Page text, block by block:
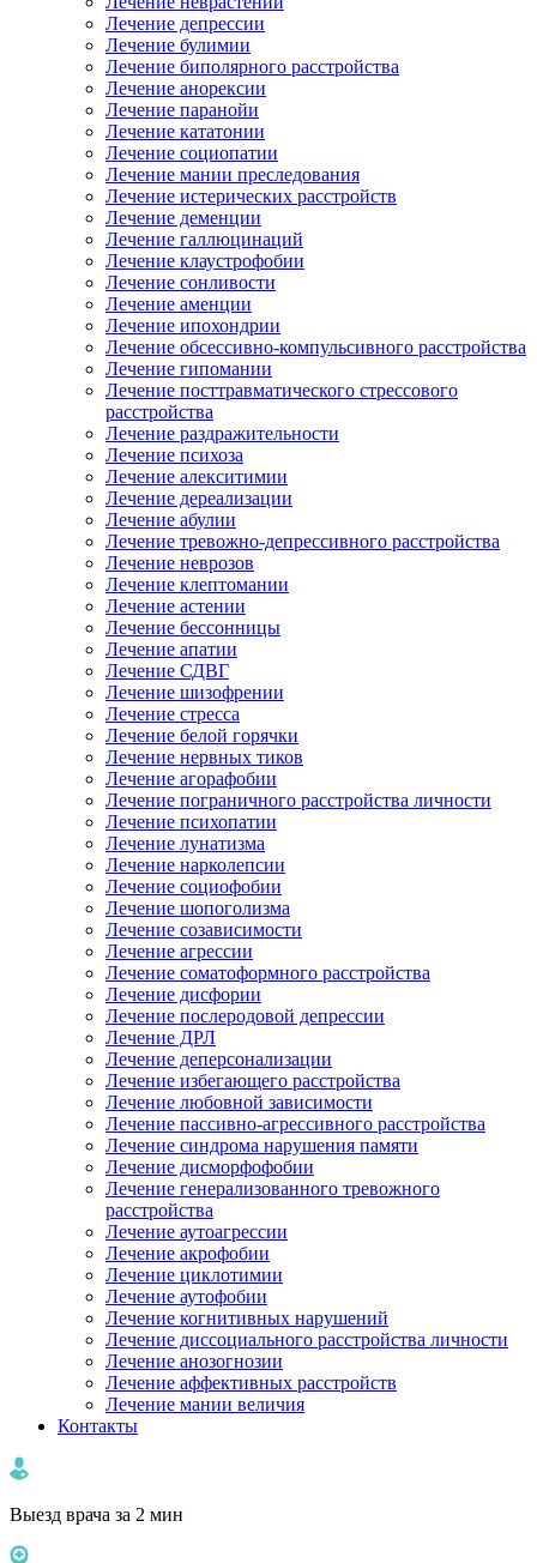
Лечение депрессии
Лечение булимии
Лечение биполярного расстройства
Лечение анорексии
Лечение паранойи
Лечение кататонии
Лечение социопатии
Лечение мании преследования
Лечение истерических расстройств
Лечение деменции
Лечение галлюцинаций
Лечение клаустрофобии
Лечение сонливости
Лечение аменции
Лечение ипохондрии
Лечение обсессивно-компульсивного расстройства
Лечение гипомании
Лечение посттравматического стрессового
расстройства
Лечение раздражительности
Лечение психоза
Лечение алекситимии
Лечение дереализации
Лечение абулии
Лечение тревожно-депрессивного расстройства
Лечение неврозов
Лечение клептомании
Лечение астении
Лечение бессонницы
Лечение апатии
Лечение СДВГ
Лечение шизофрении
Лечение стресса
Лечение белой горячки
Лечение нервных тиков
Лечение агорафобии
Лечение пограничного расстройства личности
Лечение психопатии
Лечение лунатизма
Лечение нарколепсии
Лечение социофобии
Лечение шопоголизма
Лечение созависимости
Лечение агрессии
Лечение соматоформного расстройства
Лечение дисфории
Лечение послеродовой депрессии
Лечение ДРЛ
Лечение деперсонализации
Лечение избегающего расстройства
Лечение любовной зависимости
Лечение пассивно-агрессивного расстройства
Лечение синдрома нарушения памяти
Лечение дисморфофобии
Лечение генерализованного тревожного
расстройства
Лечение аутоагрессии
Лечение акрофобии
Лечение циклотимии
Лечение аутофобии
Лечение когнитивных нарушений
Лечение диссоциального расстройства личности
Лечение анозогнозии
Лечение аффективных расстройств
Лечение мании величия
Контакты
Выезд врача за 2 мин